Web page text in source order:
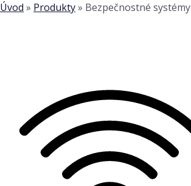
Úvod » Produkty» Bezpečnostné systémy